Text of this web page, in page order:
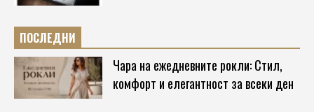
ПОСЛЕДНИ
Чара на ежедневните рокли: Стил,
комфорт и елегантност за всеки ден